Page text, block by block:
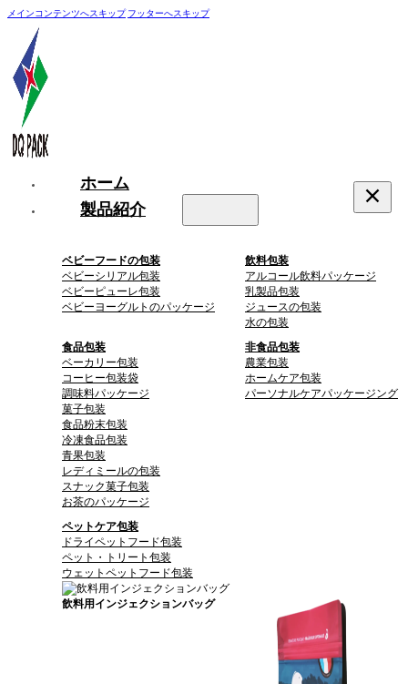
メインコンテンツへスキップ フッターへスキップ
ホーム
製品紹介
ベビーフードの包装
ベビーシリアル包装
ベビーピューレ包装
ベビーヨーグルトのパッケージ
飲料包装
アルコール飲料パッケージ
乳製品包装
ジュースの包装
水の包装
食品包装
ベーカリー包装
コーヒー包装袋
調味料パッケージ
菓子包装
食品粉末包装
冷凍食品包装
青果包装
レディミールの包装
スナック菓子包装
お茶のパッケージ
非食品包装
農業包装
ホームケア包装
パーソナルケアパッケージング
ペットケア包装
ドライペットフード包装
ペット・トリート包装
ウェットペットフード包装
飲料用インジェクションバッグ